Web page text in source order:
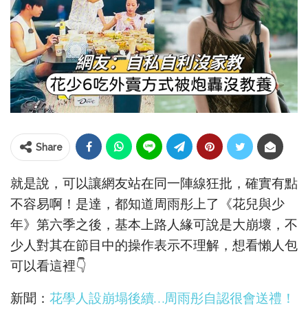
Share
就是說，可以讓網友站在同一陣線狂批，確實有點
不容易啊！是達，都知道周雨彤上了《花兒與少
年》第六季之後，基本上路人緣可說是大崩壞，不
少人對其在節目中的操作表示不理解，想看懶人包
可以看這裡👇
新聞： 花學人設崩塌後續…周雨彤自認很會送禮！